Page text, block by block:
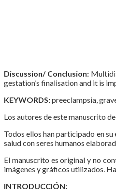
Discussion/ Conclusion:
gestation’s finalisation and it is
KEYWORDS:preeclampsia,
Los autores de este manuscrito
Todos ellos han participado en
salud con seres humanos
El manuscrito es original y no
imágenes y gráficos utilizados.
INTRODUCCIÓN: